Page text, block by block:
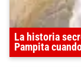
La historia
Pampita